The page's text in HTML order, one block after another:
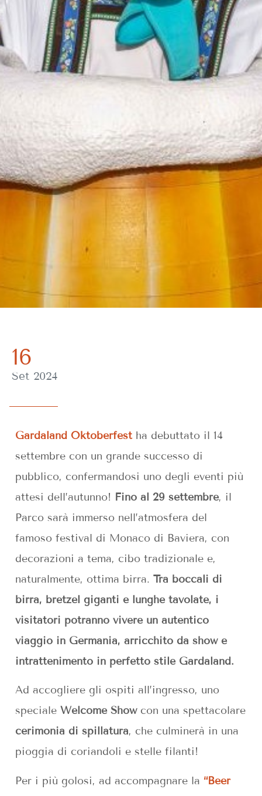
16
Set 2024
Gardaland Oktoberfestha debuttato il 14
settembre con un grande successo di
pubblico, confermandosi uno degli eventi più
attesi dell’autunno! Fino al 29 settembre, il
Parco sarà immerso nell’atmosfera del
famoso festival di Monaco di Baviera, con
decorazioni a tema, cibo tradizionale e,
naturalmente, ottima birra. Tra boccali di
birra, bretzel giganti e lunghe tavolate, i
visitatori potranno vivere un autentico
viaggio in Germania, arricchito da show e
intrattenimento in perfetto stile Gardaland.
Ad accogliere gli ospiti all’ingresso, uno
speciale Welcome Showcon una spettacolare
cerimonia di spillatura, che culminerà in una
pioggia di coriandoli e stelle filanti!
Per i più golosi, ad accompagnare la “Beer